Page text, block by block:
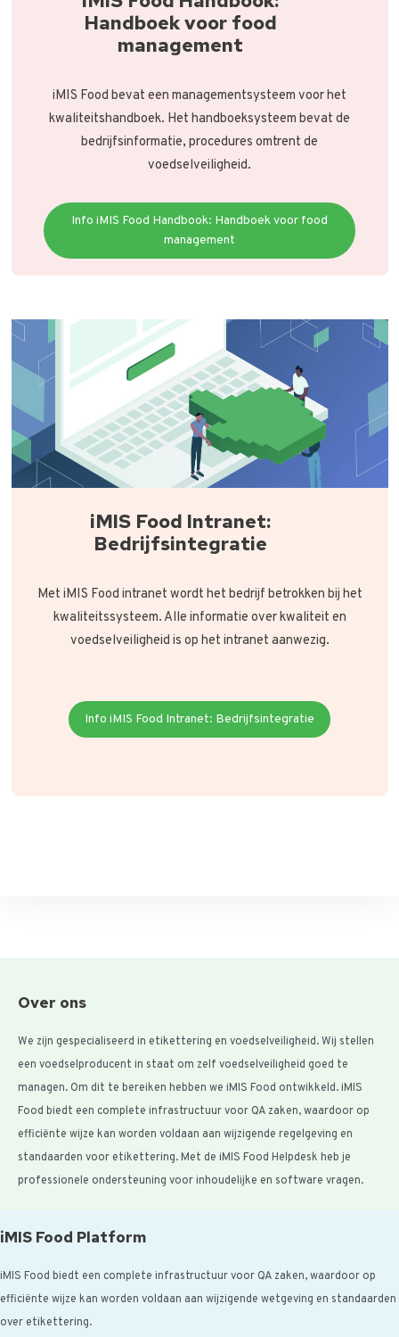
Handboek voor food
management
iMIS Food bevat een managementsysteem voor het
kwaliteitshandboek. Het handboeksysteem bevat de
bedrijfsinformatie, procedures omtrent de
voedselveiligheid.
Info iMIS Food Handbook: Handboek voor food
management
iMIS Food Intranet:
Bedrijfsintegratie
Met iMIS Food intranet wordt het bedrijf betrokken bij het
kwaliteitssysteem. Alle informatie over kwaliteit en
voedselveiligheid is op het intranet aanwezig.
Info iMIS Food Intranet: Bedrijfsintegratie
Over ons
We zijn gespecialiseerd in etikettering en voedselveiligheid. Wij stellen
een voedselproducent in staat om zelf voedselveiligheid goed te
managen. Om dit te bereiken hebben we iMIS Food ontwikkeld. iMIS
Food biedt een complete infrastructuur voor QA zaken, waardoor op
efficiënte wijze kan worden voldaan aan wijzigende regelgeving en
standaarden voor etikettering. Met de iMIS Food Helpdesk heb je
professionele ondersteuning voor inhoudelijke en software vragen.
iMIS Food Platform
iMIS Food biedt een complete infrastructuur voor QA zaken, waardoor op
efficiënte wijze kan worden voldaan aan wijzigende wetgeving en standaarden
over etikettering.